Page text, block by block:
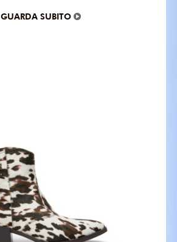
GUARDA SUBITO